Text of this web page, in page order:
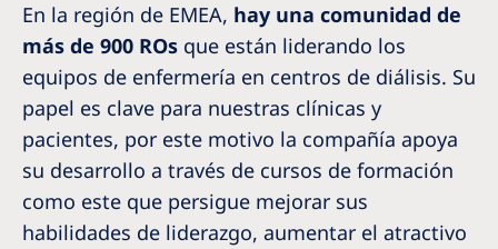
En la región de EMEA, hay una comunidad de
más de 900 ROs que están liderando los
equipos de enfermería en centros de diálisis. Su
papel es clave para nuestras clínicas y
pacientes, por este motivo la compañía apoya
su desarrollo a través de cursos de formación
como este que persigue mejorar sus
habilidades de liderazgo, aumentar el atractivo